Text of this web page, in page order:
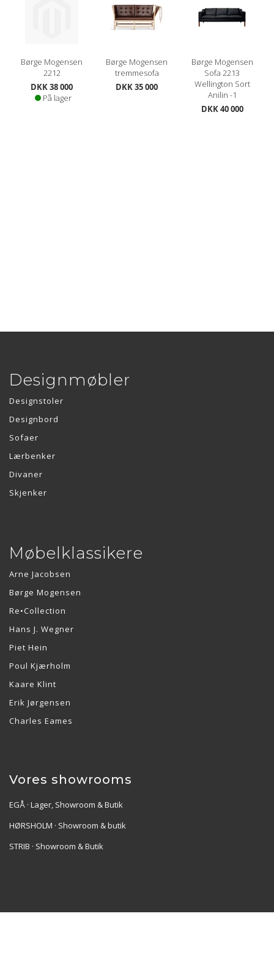
Børge Mogensen
2212
DKK 38 000
På lager
Børge Mogensen
tremmesofa
DKK 35 000
Børge Mogensen
Sofa 2213
Wellington Sort
Anilin -1
DKK 40 000
Designmøbler
Designstoler
Designbord
Sofaer
Lærbenker
Divaner
Skjenker
Møbelklassikere
Arne Jacobsen
Børge Mogensen
Re•Collection
Hans J. Wegner
Piet Hein
Poul Kjærholm
Kaare Klint
Erik Jørgensen
Charles Eames
Vores showrooms
EGÅ · Lager, Showroom & Butik
HØRSHOLM · Showroom & butik
STRIB · Showroom & Butik